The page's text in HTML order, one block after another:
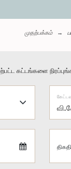
முதற்பக்கம்
கட்டங்களை